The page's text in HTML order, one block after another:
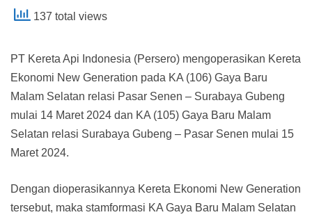
137 total views
PT Kereta Api Indonesia (Persero) mengoperasikan Kereta
Ekonomi New Generation pada KA (106) Gaya Baru
Malam Selatan relasi Pasar Senen – Surabaya Gubeng
mulai 14 Maret 2024 dan KA (105) Gaya Baru Malam
Selatan relasi Surabaya Gubeng – Pasar Senen mulai 15
Maret 2024.
Dengan dioperasikannya Kereta Ekonomi New Generation
tersebut, maka stamformasi KA Gaya Baru Malam Selatan